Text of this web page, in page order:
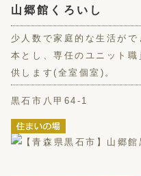
山郷館くろいし
少人数で家庭的な生活が
本とし、専任のユニット
供します(全室個室)。
黒石市八甲64-1